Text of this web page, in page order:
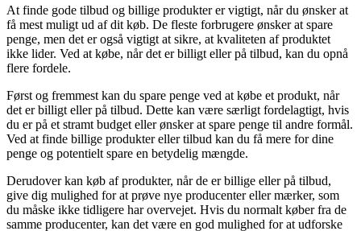
At finde gode tilbud og billige produkter er vigtigt, når du ønsker at
få mest muligt ud af dit køb. De fleste forbrugere ønsker at spare
penge, men det er også vigtigt at sikre, at kvaliteten af produktet
ikke lider. Ved at købe, når det er billigt eller på tilbud, kan du opnå
flere fordele.
Først og fremmest kan du spare penge ved at købe et produkt, når
det er billigt eller på tilbud. Dette kan være særligt fordelagtigt, hvis
du er på et stramt budget eller ønsker at spare penge til andre formål.
Ved at finde billige produkter eller tilbud kan du få mere for dine
penge og potentielt spare en betydelig mængde.
Derudover kan køb af produkter, når de er billige eller på tilbud,
give dig mulighed for at prøve nye producenter eller mærker, som
du måske ikke tidligere har overvejet. Hvis du normalt køber fra de
samme producenter, kan det være en god mulighed for at udforske